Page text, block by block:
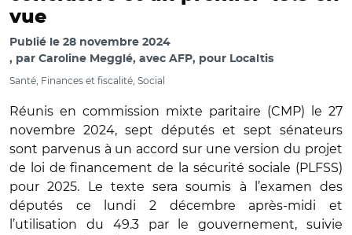
vue
Publié le 28 novembre 2024
par Caroline Megglé, avec AFP, pour Localtis
Santé, Finances et fiscalité, Social
Réunis en commission mixte paritaire (CMP) le 27
novembre 2024, sept députés et sept sénateurs
sont parvenus à un accord sur une version du projet
de loi de financement de la sécurité sociale (PLFSS)
pour 2025. Le texte sera soumis à l’examen des
députés ce lundi 2 décembre après-midi et
l’utilisation du 49.3 par le gouvernement, suivie